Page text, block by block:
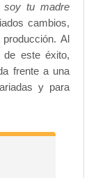
soy tu madre
cambios,
Al
de este éxito,
frente a una
y para